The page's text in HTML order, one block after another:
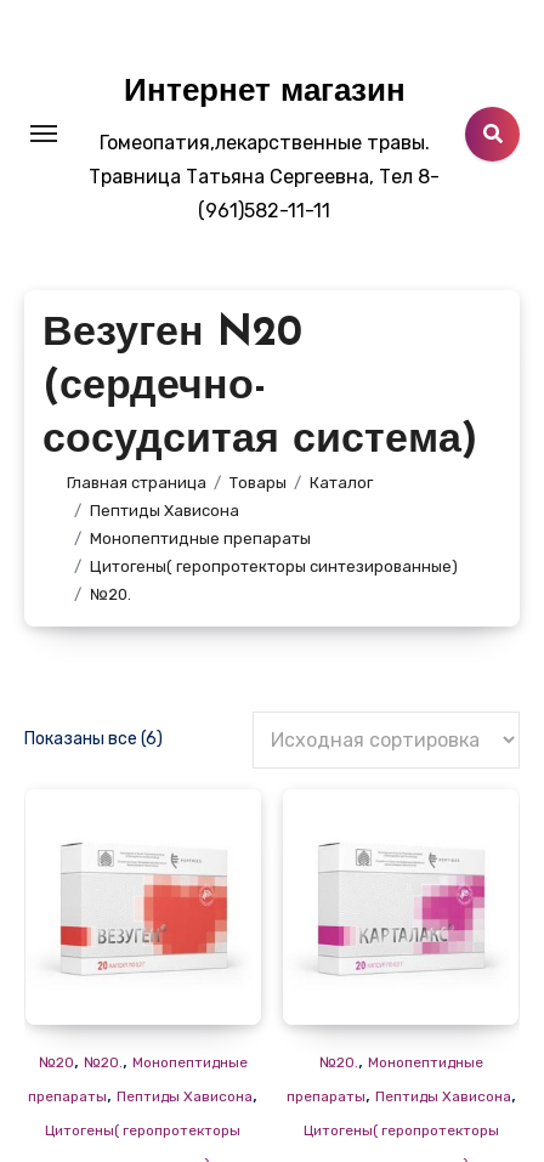
Интернет магазин
Гомеопатия,лекарственные травы.
Травница Татьяна Сергеевна, Тел 8-
(961)582-11-11
Везуген N20
(сердечно-
сосудситая система)
Главная страница Товары
Каталог
Пептиды Хависона
Монопептидные препараты
Цитогены( геропротекторы синтезированные)
№20.
Показаны все (6)
№20, №20., Монопептидные
препараты,Пептиды Хависона,
Цитогены( геропротекторы
№20., Монопептидные
препараты, Пептиды Хависона,
Цитогены( геропротекторы